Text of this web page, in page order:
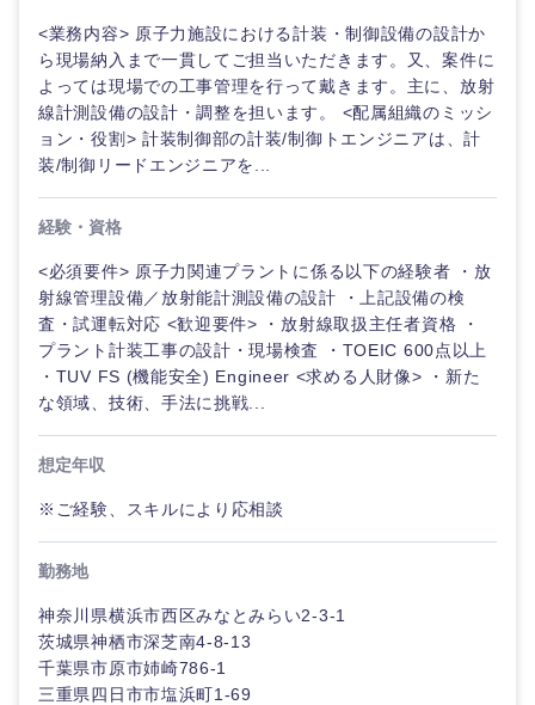
ご希望の職種を選択してください
経営企
画・事業
ド
管理
SCM
人事
すべての経営企画・事業企
新規事業企画・立上げ
M&A・事業投資
ご希望の職種を選択してください
経営企画・事業企画
管理
SCM
人事
マーケティング
ご希望の業界を選択してください
商社・卸
エネルギー・資源・環境
素材・化学・金属
ご希望の勤務地を選択してください
北海道・東北地方
北海道
秋田県
福島県
ご希望条件を入力ください
希望年収
推奨年齢
フリーワード
<業務内容> 原子力施設における計装・制御設備の設計か
ら現場納入まで一貫してご担当いただきます。又、案件に
よっては現場での工事管理を行って戴きます。主に、放射
線計測設備の設計・調整を担います。 <配属組織のミッシ
ョン・役割> 計装制御部の計装/制御トエンジニアは、計
装/制御リードエンジニアを...
経験・資格
<必須要件> 原子力関連プラントに係る以下の経験者 ・放
射線管理設備／放射能計測設備の設計 ・上記設備の検
査・試運転対応 <歓迎要件> ・放射線取扱主任者資格 ・
プラント計装工事の設計・現場検査 ・TOEIC 600点以上
・TUV FS (機能安全) Engineer <求める人財像> ・新た
な領域、技術、手法に挑戦...
想定年収
※ご経験、スキルにより応相談
勤務地
神奈川県横浜市西区みなとみらい2-3-1
茨城県神栖市深芝南4-8-13
千葉県市原市姉崎786-1
三重県四日市市塩浜町1-69